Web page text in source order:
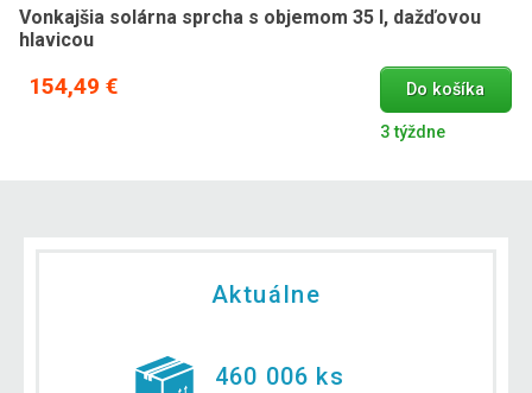
Vonkajšia solárna sprcha s objemom 35 l, dažďovou
hlavicou
154,49 € Do košíka
3 týždne
Aktuálne
460 006 ks